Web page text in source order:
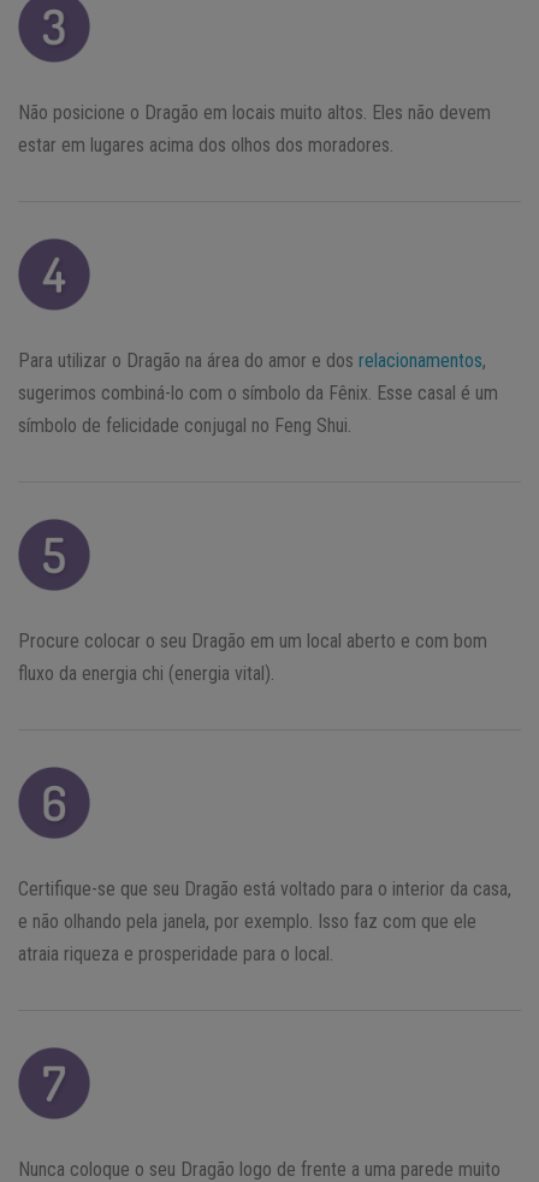
Não posicione o Dragão em locais muito altos. Eles não devem
estar em lugares acima dos olhos dos moradores.
Para utilizar o Dragão na área do amor e dos relacionamentos,
sugerimos combiná-lo com o símbolo da Fênix. Esse casal é um
símbolo de felicidade conjugal no Feng Shui.
Procure colocar o seu Dragão em um local aberto e com bom
fluxo da energia chi (energia vital).
Certifique-se que seu Dragão está voltado para o interior da casa,
e não olhando pela janela, por exemplo. Isso faz com que ele
atraia riqueza e prosperidade para o local.
Nunca coloque o seu Dragão logo de frente a uma parede muito